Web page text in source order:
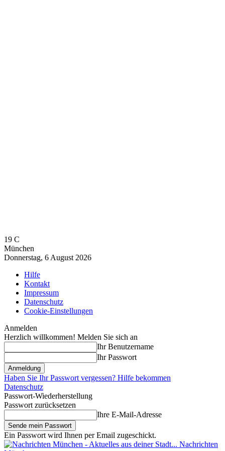
19 C
München
Donnerstag, 6 August 2026
Hilfe
Kontakt
Impressum
Datenschutz
Cookie-Einstellungen
Anmelden
Herzlich willkommen! Melden Sie sich an
Ihr Benutzername
Ihr Passwort
Haben Sie Ihr Passwort vergessen? Hilfe bekommen
Datenschutz
Passwort-Wiederherstellung
Passwort zurücksetzen
Ihre E-Mail-Adresse
Ein Passwort wird Ihnen per Email zugeschickt.
Nachrichten